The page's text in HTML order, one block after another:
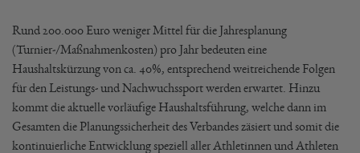
Rund 200.000 Euro weniger Mittel für die Jahresplanung
(Turnier-/Maßnahmenkosten) pro Jahr bedeuten eine
Haushaltskürzung von ca. 40%, entsprechend weitreichende Folgen
für den Leistungs- und Nachwuchssport werden erwartet. Hinzu
kommt die aktuelle vorläufige Haushaltsführung, welche dann im
Gesamten die Planungssicherheit des Verbandes zäsiert und somit die
kontinuierliche Entwicklung speziell aller Athletinnen und Athleten